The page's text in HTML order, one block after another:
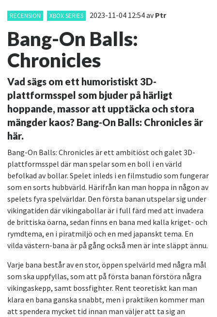
RECENSION XBOX SERIES 2023-11-04 12:54avPtr
Bang-On Balls:
Chronicles
Vad sägs om ett humoristiskt 3D-
plattformsspel som bjuder på härligt
hoppande, massor att upptäcka och stora
mängder kaos? Bang-On Balls: Chronicles är
här.
Bang-On Balls: Chronicles är ett ambitiöst och galet 3D-
plattformsspel där man spelar som en boll i en värld
befolkad av bollar. Spelet inleds i en filmstudio som fungerar
som en sorts hubbvärld. Härifrån kan man hoppa in någon av
spelets fyra spelvärldar. Den första banan utspelar sig under
vikingatiden där vikingabollar är i full färd med att invadera
de brittiska öarna, sedan finns en bana med kalla kriget- och
rymdtema, en i piratmiljö och en med japanskt tema. En
vilda västern-bana är på gång också men är inte släppt ännu.
Varje bana består av en stor, öppen spelvärld med några mål
som ska uppfyllas, som att på första banan förstöra några
vikingaskepp, samt bossfighter. Rent teoretiskt kan man
klara en bana ganska snabbt, men i praktiken kommer man
att spendera mycket tid innan man väljer att ta sig an